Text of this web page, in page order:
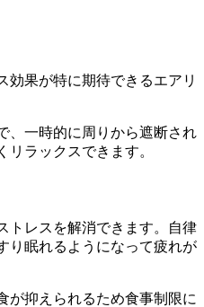
効果が特に期待できるエアリ
、一時的に周りから遮断され
リラックスできます。
トレスを解消できます。自律
り眠れるようになって疲れが
が抑えられるため食事制限に